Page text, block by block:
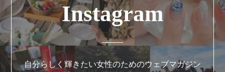
Instagram
自分らしく輝きたい女性のためのウェブマガジン